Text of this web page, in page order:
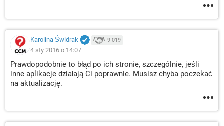
Karolina Świdrak 9 019
4 sty 2016 o 14:07
Prawdopodobnie to błąd po ich stronie, szczególnie, jeśli
inne aplikacje działają Ci poprawnie. Musisz chyba poczekać
na aktualizację.